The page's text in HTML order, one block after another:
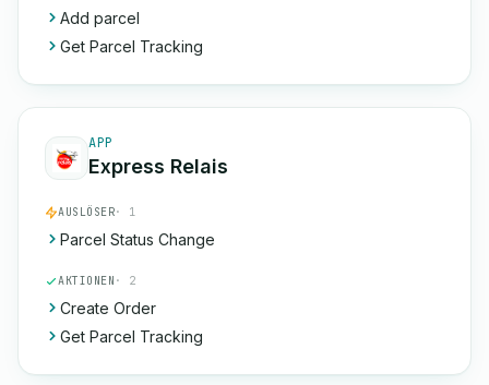
Add parcel
Get Parcel Tracking
APP
Express Relais
AUSLÖSER· 1
Parcel Status Change
AKTIONEN · 2
Create Order
Get Parcel Tracking